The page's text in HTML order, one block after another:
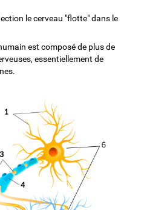
le cerveau "flotte" dans le
est composé de plus de
essentiellement de